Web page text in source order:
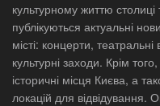
культурному життю столиці
публікуються актуальні
місті: концерти,
культурні заходи. Крім
історичні місця Києва, а
локацій для відвідування.